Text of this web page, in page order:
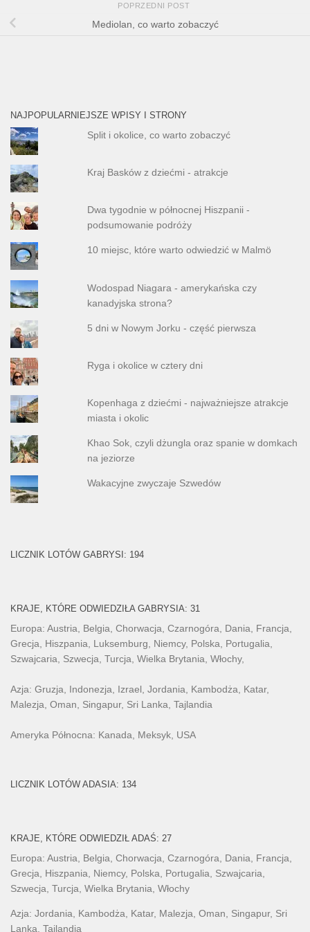
POPRZEDNI POST
Mediolan, co warto zobaczyć
NAJPOPULARNIEJSZE WPISY I STRONY
Split i okolice, co warto zobaczyć
Kraj Basków z dziećmi - atrakcje
Dwa tygodnie w północnej Hiszpanii -
podsumowanie podróży
10 miejsc, które warto odwiedzić w Malmö
Wodospad Niagara - amerykańska czy
kanadyjska strona?
5 dni w Nowym Jorku - część pierwsza
Ryga i okolice w cztery dni
Kopenhaga z dziećmi - najważniejsze atrakcje
miasta i okolic
Khao Sok, czyli dżungla oraz spanie w domkach
na jeziorze
Wakacyjne zwyczaje Szwedów
LICZNIK LOTÓW GABRYSI: 194
KRAJE, KTÓRE ODWIEDZIŁA GABRYSIA: 31
Europa: Austria, Belgia, Chorwacja, Czarnogóra, Dania, Francja,
Grecja, Hiszpania, Luksemburg, Niemcy, Polska, Portugalia,
Szwajcaria, Szwecja, Turcja, Wielka Brytania, Włochy,
Azja: Gruzja, Indonezja, Izrael, Jordania, Kambodża, Katar,
Malezja, Oman, Singapur, Sri Lanka, Tajlandia
Ameryka Północna: Kanada, Meksyk, USA
LICZNIK LOTÓW ADASIA: 134
KRAJE, KTÓRE ODWIEDZIŁ ADAŚ: 27
Europa: Austria, Belgia, Chorwacja, Czarnogóra, Dania, Francja,
Grecja, Hiszpania, Niemcy, Polska, Portugalia, Szwajcaria,
Szwecja, Turcja, Wielka Brytania, Włochy
Azja: Jordania, Kambodża, Katar, Malezja, Oman, Singapur, Sri
Lanka, Tajlandia